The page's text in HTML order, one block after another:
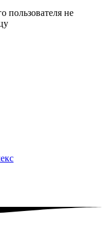
пользователя не